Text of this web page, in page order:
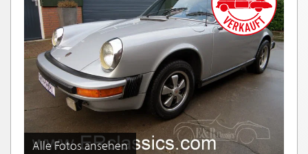
Alle Fotos ansehen